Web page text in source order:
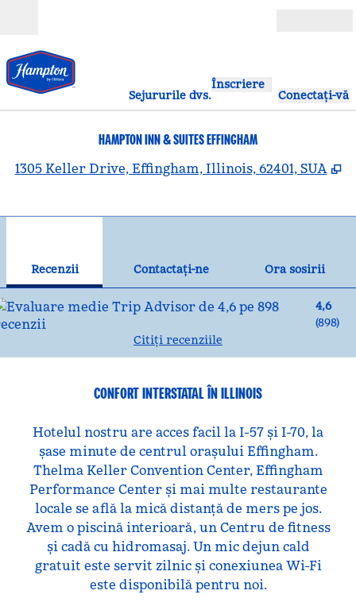
Sejururile dvs.
Înscriere
Conectați-vă
HAMPTON INN & SUITES EFFINGHAM
1305 Keller Drive, Effingham, Illinois, 62401, SUA ,
Recenzii Contactaţi-ne
Ora sosirii
4,6
(898)
Citiți recenziile
CONFORT INTERSTATAL ÎN ILLINOIS
Hotelul nostru are acces facil la I-57 și I-70, la
șase minute de centrul orașului Effingham.
Thelma Keller Convention Center, Effingham
Performance Center și mai multe restaurante
locale se află la mică distanță de mers pe jos.
Avem o piscină interioară, un Centru de fitness
și cadă cu hidromasaj. Un mic dejun cald
gratuit este servit zilnic și conexiunea Wi-Fi
este disponibilă pentru noi.